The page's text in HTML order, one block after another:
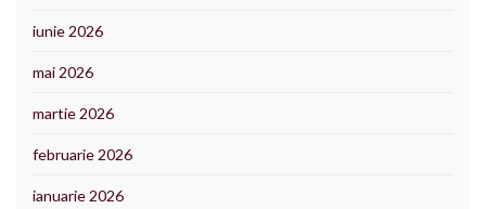
iunie 2026
mai 2026
martie 2026
februarie 2026
ianuarie 2026